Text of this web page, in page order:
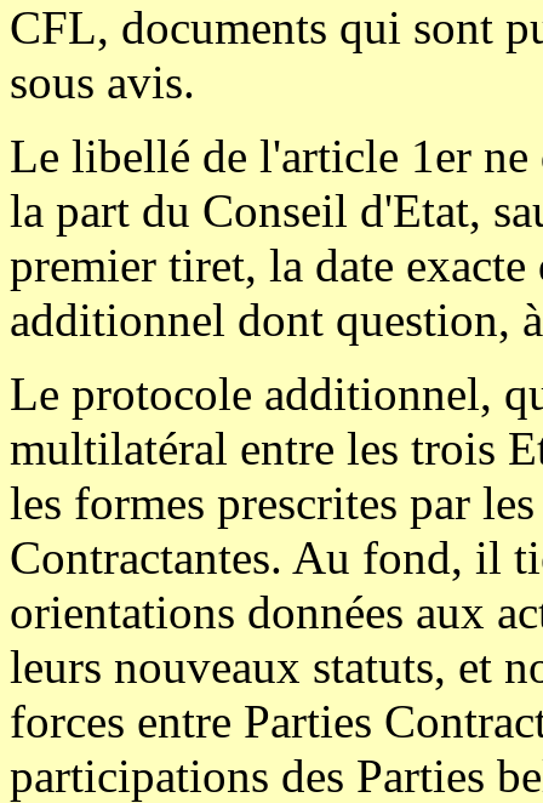
CFL, documents qui sont
sous avis.
Le libellé de l'article 1er ne
la part du Conseil d'Etat,
premier tiret, la date
additionnel dont question,
Le protocole additionnel,
multilatéral entre les trois
les formes prescrites par
Contractantes. Au fond, il
orientations données aux
leurs nouveaux statuts, et
forces entre Parties
participations des Parties